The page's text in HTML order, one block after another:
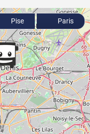
Pise Paris